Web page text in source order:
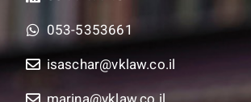
053-5353661
isaschar@vklaw.co.il